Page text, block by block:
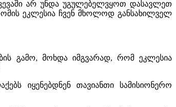
არ უნდა უგულებელვყოთ დასავლეთ
ეკლესია ჩვენ მხოლოდ განსახილველ
გამო, მოხდა იმგვარად, რომ ეკლესია
იყენებდნენ თავიანთი სამისიონერო